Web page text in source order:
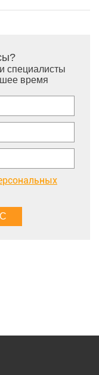
специалисты
время